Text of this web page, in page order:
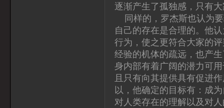
逐渐产生了孤独感，只有
同样的，罗杰斯也认为要
自己的存在是合理的。他
行为，使之更符合大家的
经验的机体的疏远，也产
身内部有着广阔的潜力可
且只有向其提供具有促进
以，他确定的目标有：成
对人类存在的理解以及对